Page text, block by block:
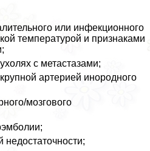
или инфекционного
температурой и признаками
с метастазами;
артерией инородного
мозгового
недостаточности;